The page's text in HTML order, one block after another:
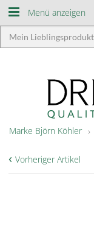
Menü anzeigen
Marke Björn Köhler
‹ Vorheriger Artikel